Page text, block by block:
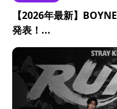
【2026年最新】
発表！...